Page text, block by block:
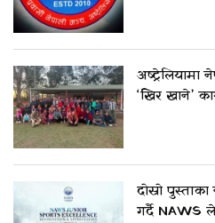
अष्ट्रेलियामा
‘खिर खाने’
दोस्रो
गर्दै NAWS